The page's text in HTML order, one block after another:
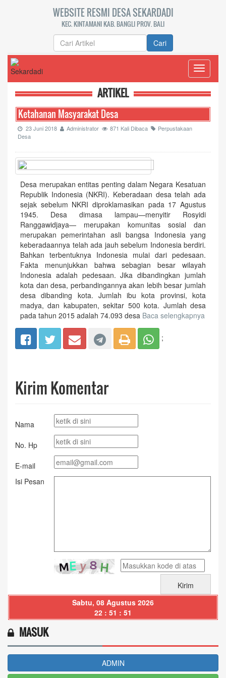
WEBSITE RESMI DESA SEKARDADI
KEC. KINTAMANI KAB. BANGLI PROV. BALI
Cari
Toggle
ARTIKEL
Ketahanan Masyarakat Desa
23 Juni 2018 Administrator 871 Kali Dibaca
Perpustakaan
Desa
Desa merupakan entitas penting dalam Negara Kesatuan
Republik Indonesia (NKRI). Keberadaan desa telah ada
sejak sebelum NKRI diproklamasikan pada 17 Agustus
1945. Desa dimasa lampau—menyitir Rosyidi
Ranggawidjaya— merupakan komunitas sosial dan
merupakan pemerintahan asli bangsa Indonesia yang
keberadaannya telah ada jauh sebelum Indonesia berdiri.
Bahkan terbentuknya Indonesia mulai dari pedesaan.
Fakta menunjukkan bahwa sebagian besar wilayah
Indonesia adalah pedesaan. Jika dibandingkan jumlah
kota dan desa, perbandingannya akan lebih besar jumlah
desa dibanding kota. Jumlah ibu kota provinsi, kota
madya, dan kabupaten, sekitar 500 kota. Jumlah desa
pada tahun 2015 adalah 74.093 desa Baca selengkapnya
;
Kirim Komentar
Nama
No. Hp
E-mail
Isi Pesan
Sabtu, 08 Agustus 2026
22 : 51 : 51
MASUK
ADMIN